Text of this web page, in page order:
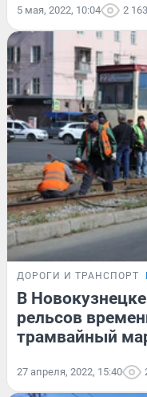
5 мая, 2022, 10:04 2 163
ДОРОГИ И ТРАНСПОРТ
В
рельсов
трамвайный
27 апреля, 2022, 15:40